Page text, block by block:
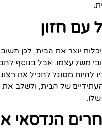
עם חזון
יוצר את הבית, לכן
משל עצמו. אבל בנוסף
להיות מסוגל להכיל את
של הבית, ולשלב את
הנדסאי